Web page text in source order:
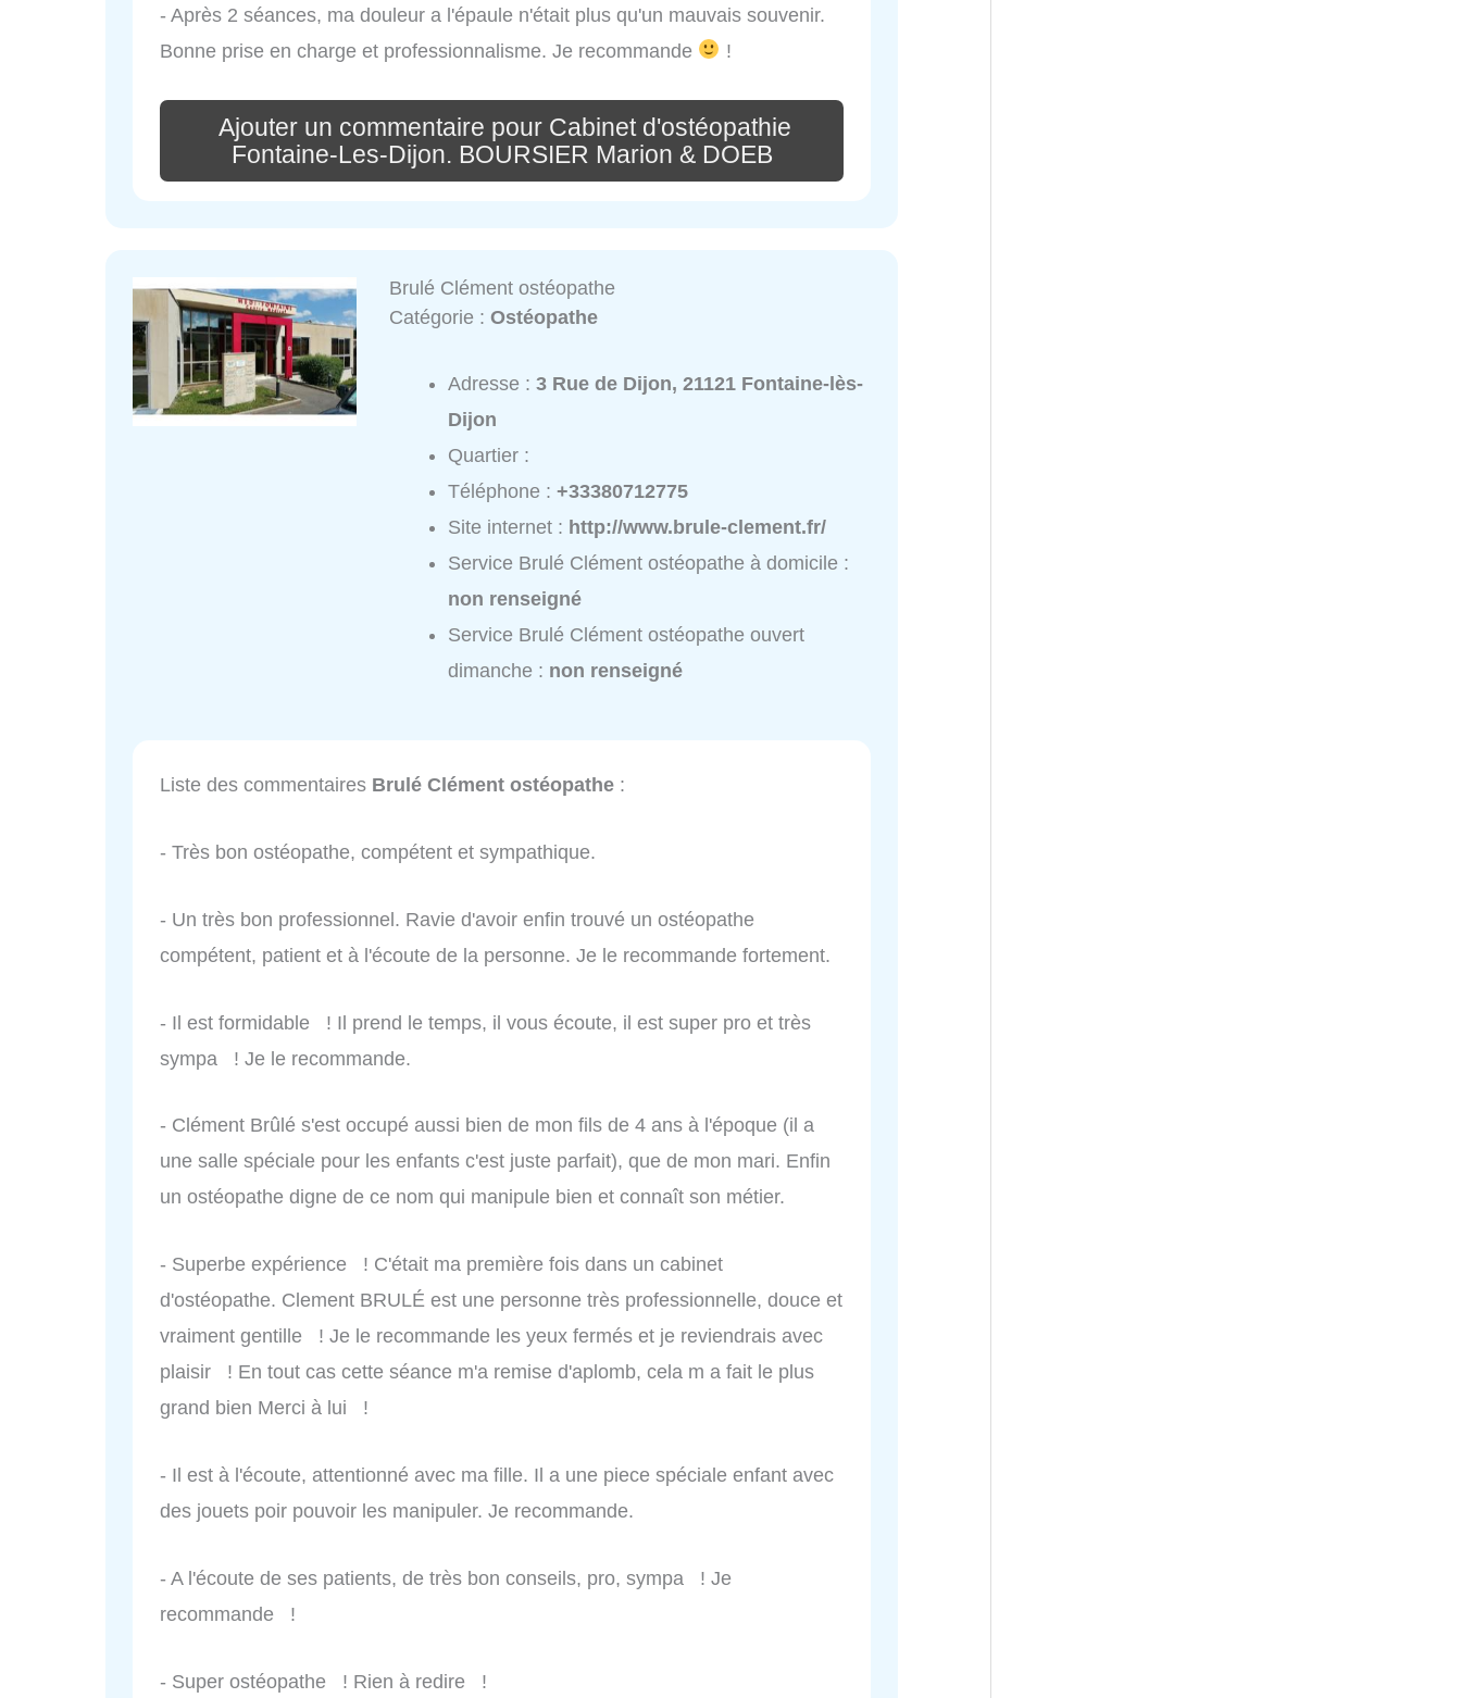
- Après 2 séances, ma douleur a l'épaule n'était plus qu'un mauvais souvenir.
Bonne prise en charge et professionnalisme. Je recommande
!
Ajouter un commentaire pour Cabinet d'ostéopathie
Fontaine-Les-Dijon. BOURSIER Marion & DOEB
Brulé Clément ostéopathe
Catégorie :Ostéopathe
Adresse :3 Rue de Dijon, 21121 Fontaine-lès-
Dijon
Quartier :
Téléphone :+33380712775
Site internet : http://www.brule-clement.fr/
Service Brulé Clément ostéopathe à domicile :
non renseigné
Service Brulé Clément ostéopathe ouvert
dimanche : non renseigné
Liste des commentaires Brulé Clément ostéopathe :
- Très bon ostéopathe, compétent et sympathique.
- Un très bon professionnel. Ravie d'avoir enfin trouvé un ostéopathe
compétent, patient et à l'écoute de la personne. Je le recommande fortement.
- Il est formidable ! Il prend le temps, il vous écoute, il est super pro et très
sympa ! Je le recommande.
- Clément Brûlé s'est occupé aussi bien de mon fils de 4 ans à l'époque (il a
une salle spéciale pour les enfants c'est juste parfait), que de mon mari. Enfin
un ostéopathe digne de ce nom qui manipule bien et connaît son métier.
- Superbe expérience ! C'était ma première fois dans un cabinet
d'ostéopathe. Clement BRULÉ est une personne très professionnelle, douce et
vraiment gentille ! Je le recommande les yeux fermés et je reviendrais avec
plaisir ! En tout cas cette séance m'a remise d'aplomb, cela m a fait le plus
grand bien Merci à lui !
- Il est à l'écoute, attentionné avec ma fille. Il a une piece spéciale enfant avec
des jouets poir pouvoir les manipuler. Je recommande.
- A l'écoute de ses patients, de très bon conseils, pro, sympa ! Je
recommande !
- Super ostéopathe ! Rien à redire !